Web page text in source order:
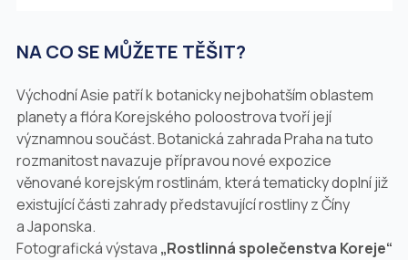
NA CO SE MŮŽETE TĚŠIT?
Východní Asie patří k botanicky nejbohatším oblastem
planety a flóra Korejského poloostrova tvoří její
významnou součást. Botanická zahrada Praha na tuto
rozmanitost navazuje přípravou nové expozice
věnované korejským rostlinám, která tematicky doplní již
existující části zahrady představující rostliny z Číny
a Japonska.
Fotografická výstava „Rostlinná společenstva Koreje“